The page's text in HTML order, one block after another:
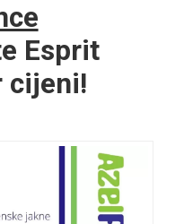
Esprit
cijeni!